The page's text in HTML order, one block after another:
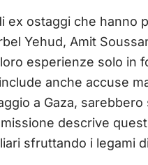
ostaggi che hanno
Yehud, Amit
esperienze solo in
anche accuse
a Gaza,
descrive
sfruttando i legami